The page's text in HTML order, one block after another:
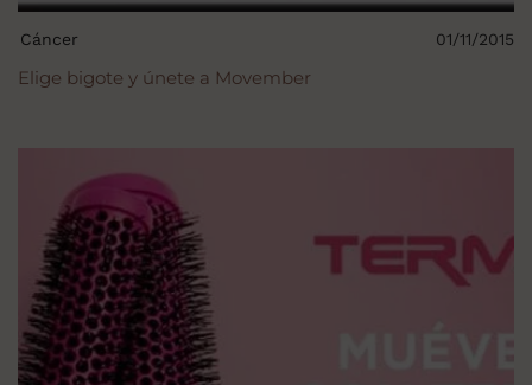
Elige bigote y únete a Movember
Cáncer 01/11/2015